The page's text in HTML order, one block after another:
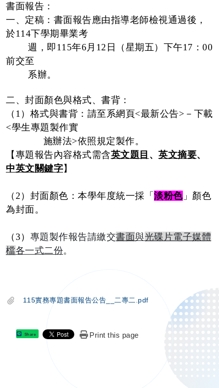
書面報告：
一、定稿：書面報告應由指導老師檢視通過後，
於114下學期畢業考
週，即115年6 月 12 日（星期五）下午17 ： 00
前交至
系辦。
二、封面顏色與格式、書背：
（ 1 ）格式與書背：請至系網頁<最新公告> －下載
<學生專題製作實
施辦法>依照規定製作。
【專題報告內容格式需含英文題目 、 英文摘要、
中英文關鍵字】
（ 2）封面顏色：本學年度統一採「淡粉色」顏色
為封面。
（ 3） 專題製作報告請繳交書面與光碟片電子媒體
檔各一式二份。
115實務專題書面報告公告__二專二.pdf
Share Print this page